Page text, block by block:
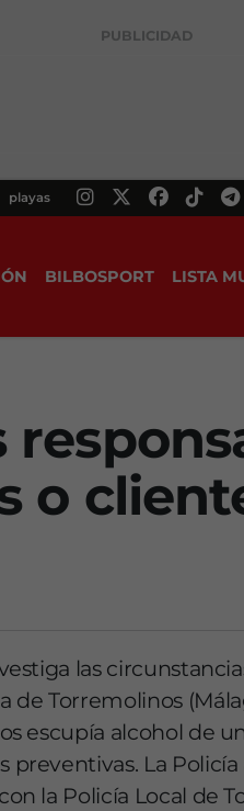
PUBLICIDAD
playas
BILBOSPORT LISTA
o
las
de Torremolinos
escupía alcohol de
preventivas. La
la Policía Local de